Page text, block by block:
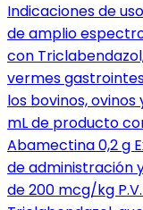
Indicaciones de
de amplio
con
vermes
los bovinos,
mL de producto
Abamectina 0,2 g
de administración
de 200 mcg/kg